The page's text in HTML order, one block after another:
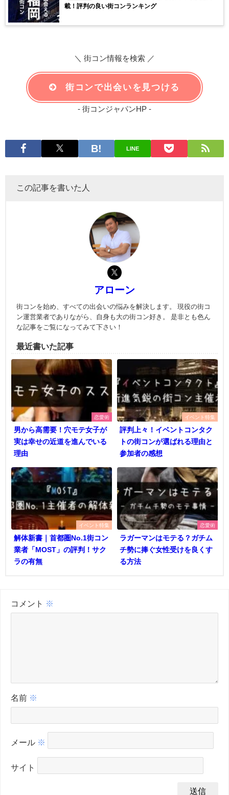
載！評判の良い街コンランキング
＼ 街コン情報を検索 ／
街コンで出会いを見つける
- 街コンジャパンHP -
LINE
この記事を書いた人
アローン
街コンを始め、すべての出会いの悩みを解決します。 現役の街コ
ン運営業者でありながら、自身も大の街コン好き。 是非とも色ん
な記事をご覧になってみて下さい！
最近書いた記事
恋愛術
男から高需要！穴モテ女子が
実は幸せの近道を進んでいる
理由
イベント特集
評判上々！イベントコンタク
トの街コンが選ばれる理由と
参加者の感想
イベント特集
解体新書｜首都圏No.1街コン
業者「MOST」の評判！サク
ラの有無
恋愛術
ラガーマンはモテる？ガチム
チ勢に捧ぐ女性受けを良くす
る方法
コメント ※
名前 ※
メール ※
サイト